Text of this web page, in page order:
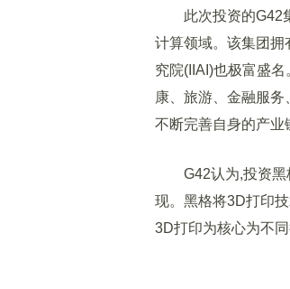
此次投资的G42集
计算领域。该集团拥
究院(IIAI)也极富盛
康、旅游、金融服
不断完善自身的产业
G42认为,投资黑格
现。黑格将3D打印
3D打印为核心为不